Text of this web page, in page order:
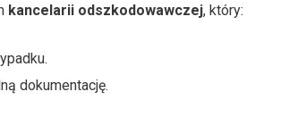
kancelarii odszkodowawczej, który:
dokumentację.